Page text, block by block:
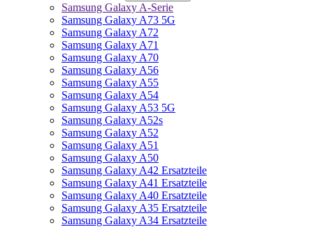
Samsung Galaxy A-Serie
Samsung Galaxy A73 5G
Samsung Galaxy A72
Samsung Galaxy A71
Samsung Galaxy A70
Samsung Galaxy A56
Samsung Galaxy A55
Samsung Galaxy A54
Samsung Galaxy A53 5G
Samsung Galaxy A52s
Samsung Galaxy A52
Samsung Galaxy A51
Samsung Galaxy A50
Samsung Galaxy A42 Ersatzteile
Samsung Galaxy A41 Ersatzteile
Samsung Galaxy A40 Ersatzteile
Samsung Galaxy A35 Ersatzteile
Samsung Galaxy A34 Ersatzteile